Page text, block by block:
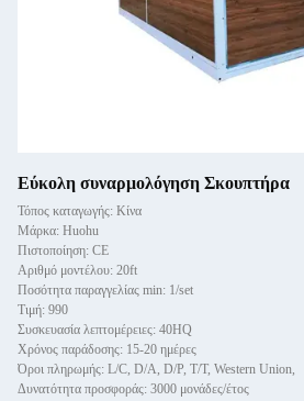
Εύκολη συναρμολόγηση Σκουπτήρα
Τόπος καταγωγής: Κίνα
Μάρκα: Huohu
Πιστοποίηση: CE
Αριθμό μοντέλου: 20ft
Ποσότητα παραγγελίας min: 1/set
Τιμή: 990
Συσκευασία λεπτομέρειες: 40HQ
Χρόνος παράδοσης: 15-20 ημέρες
Όροι πληρωμής: L/C, D/A, D/P, T/T, Western Union,
Δυνατότητα προσφοράς: 3000 μονάδες/έτος